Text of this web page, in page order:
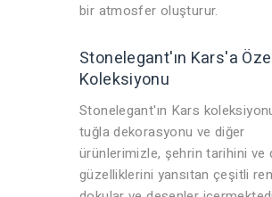
bir atmosfer oluşturur.
Stonelegant'ın Kars'a
Koleksiyonu
Stonelegant'ın Kars
tuğla dekorasyonu ve diğer
ürünlerimizle, şehrin tarihini ve
güzelliklerini yansıtan çeşitli